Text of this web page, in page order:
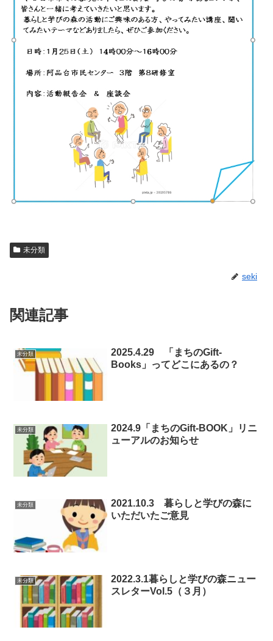
未分類
seki
関連記事
未分類
2025.4.29 「まちのGift-
Books」ってどこにあるの？
未分類
2024.9「まちのGift-BOOK」リニ
ューアルのお知らせ
未分類
2021.10.3 暮らしと学びの森に
いただいたご意見
未分類
2022.3.1暮らしと学びの森ニュー
スレターVol.5（３月）